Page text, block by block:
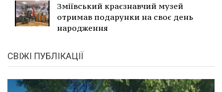
Зміївський краєзнавчий музей
отримав подарунки на своє день
народження
СВІЖІ ПУБЛІКАЦІЇ